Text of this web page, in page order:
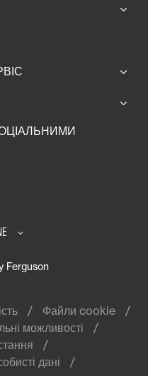
Ferguson
Файли cookie
можливості
дані